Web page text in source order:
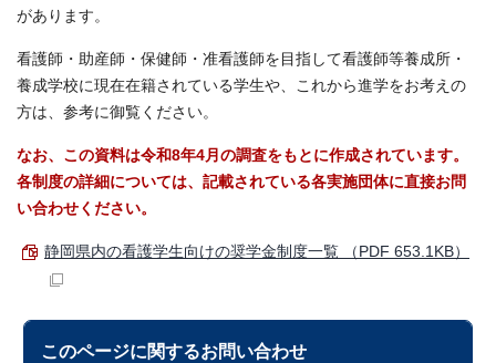
があります。
看護師・助産師・保健師・准看護師を目指して看護師等養成所・
養成学校に現在在籍されている学生や、これから進学をお考えの
方は、参考に御覧ください。
なお、この資料は令和8年4月 の調査をもとに作成されています。
各制度の詳細については、記載されている各実施団体に直接お問
い合わせください。
静岡県内の看護学生向けの奨学金制度一覧 （PDF 653.1KB）
このページに関するお問い合わせ